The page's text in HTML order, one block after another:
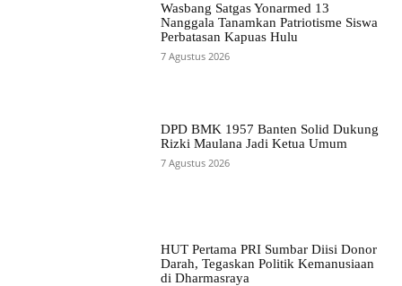
Wasbang Satgas Yonarmed 13
Nanggala Tanamkan Patriotisme Siswa
Perbatasan Kapuas Hulu
7 Agustus 2026
DPD BMK 1957 Banten Solid Dukung
Rizki Maulana Jadi Ketua Umum
7 Agustus 2026
HUT Pertama PRI Sumbar Diisi Donor
Darah, Tegaskan Politik Kemanusiaan
di Dharmasraya